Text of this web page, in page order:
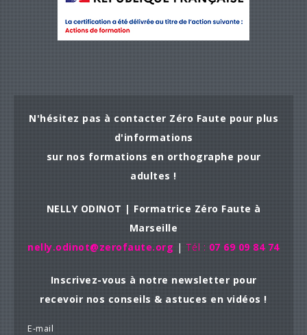
N'hésitez pas à contacter Zéro Faute pour plus
d'informations
sur nos formations en orthographe pour
adultes !
NELLY ODINOT | Formatrice Zéro Faute à
Marseille
nelly.odinot@zerofaute.org|Tél : 07 69 09 84 74
Inscrivez-vous à notre newsletter pour
recevoir nos conseils & astuces en vidéos !
E-mail